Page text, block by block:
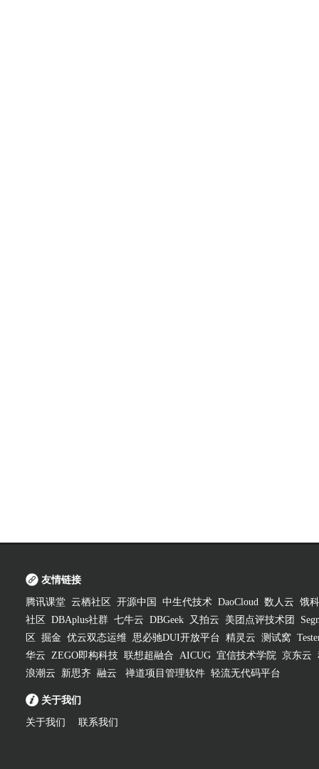
友情链接
腾讯课堂 云栖社区 开源中国 中生代技术 DaoCloud 数人云 饿
社区
DBAplus社群 七牛云 DBGeek 又拍云 美团点评技术团
区
掘金 优云双态运维 思必驰DUI开放平台 精灵云 测试窝
华云 ZEGO即构科技 联想超融合 AICUG 宜信技术学院 京东云
浪潮云
新思齐 融云 禅道项目管理软件 轻流无代码平台
关于我们
关于我们 联系我们